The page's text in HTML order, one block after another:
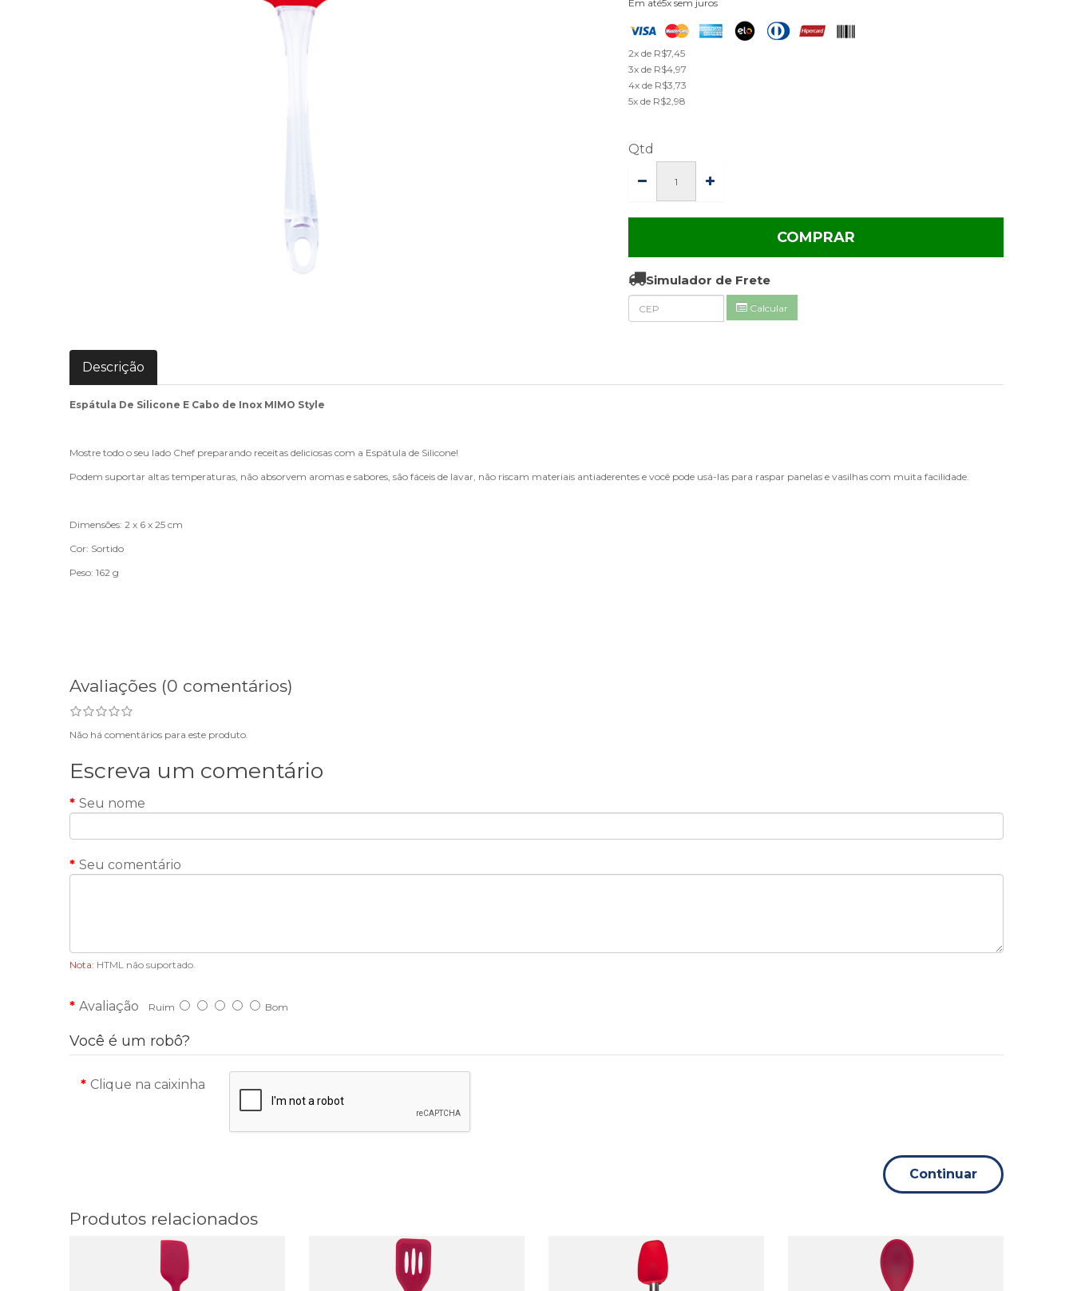
Em até5x sem juros
2x de R$7,45
3x de R$4,97
4x de R$3,73
5x de R$2,98
Qtd
COMPRAR
Simulador de Frete
Calcular
Descrição
Espátula De Silicone E Cabo de Inox MIMO Style
Mostre todo o seu lado Chef preparando receitas deliciosas com a Espátula de Silicone!
Podem suportar altas temperaturas, não absorvem aromas e sabores, são fáceis de lavar, não riscam materiais antiaderentes e você pode usá-las para raspar panelas e vasilhas com muita facilidade.
Dimensões: 2 x 6 x 25 cm
Cor: Sortido
Peso: 162 g
Avaliações (0 comentários)
Não há comentários para este produto.
Escreva um comentário
Seu nome
Seu comentário
Nota: HTML não suportado.
Avaliação Ruim Bom
Você é um robô?
Clique na caixinha
Continuar
Produtos relacionados